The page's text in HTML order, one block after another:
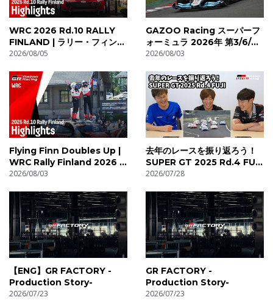
WRC 2026 Rd.10 RALLY
FINLAND | ラリー・フィンラ
ンド ハイライト動画 |
2026/08/05
GAZOO Racing スーパーフ
ォーミュラ 2026年 第3/6/7
戦 富士 ダイジェストムービー
2026/08/03
Flying Finn Doubles Up |
WRC Rally Finland 2026 |
Weekend Highlights
2026/08/03
去年のレースを振り返ろう！
SUPER GT 2025 Rd.4 FUJI
｜山下健太＆福住仁嶺＆阪口
2026/07/28
【ENG】GR FACTORY -
Production Story-
2026/07/23
GR FACTORY -
Production Story-
2026/07/23